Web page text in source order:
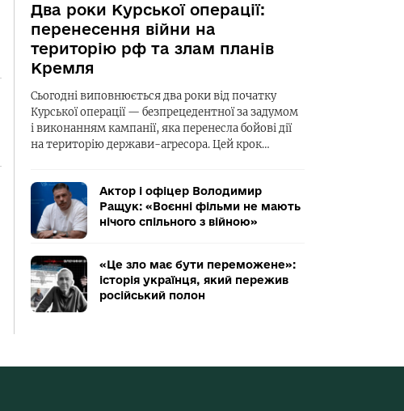
Два роки Курської операції:
перенесення війни на
територію рф та злам планів
Кремля
Сьогодні виповнюється два роки від початку
Курської операції — безпрецедентної за задумом
і виконанням кампанії, яка перенесла бойові дії
на територію держави-агресора. Цей крок…
Актор і офіцер Володимир
Ращук: «Воєнні фільми не мають
нічого спільного з війною»
«Це зло має бути переможене»:
історія українця, який пережив
російський полон